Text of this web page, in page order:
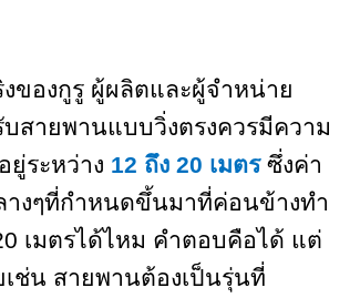
ของกูรู ผู้ผลิตและผู้จำหน่าย
สายพานแบบวิ่งตรงควรมีความ
อยู่ระหว่าง 12 ถึง 20 เมตร ซึ่งค่า
างๆที่กำหนดขึ้นมาที่ค่อนข้างทำ
เมตรได้ไหม คำตอบคือได้ แต่
ช่น สายพานต้องเป็นรุ่นที่